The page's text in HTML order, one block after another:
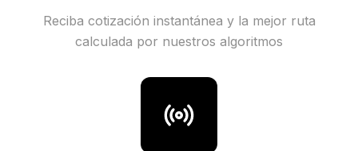
Reciba cotización instantánea y la mejor ruta
calculada por nuestros algoritmos